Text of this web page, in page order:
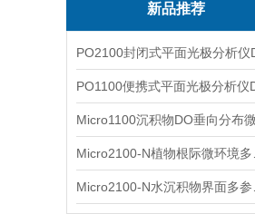
新品推荐